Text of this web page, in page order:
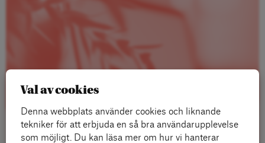
Val av cookies
Denna webbplats använder cookies och liknande
tekniker för att erbjuda en så bra användarupplevelse
som möjligt. Du kan läsa mer om hur vi hanterar